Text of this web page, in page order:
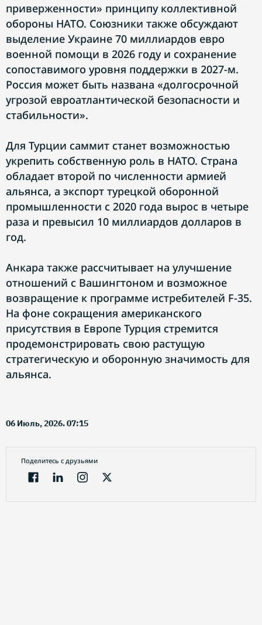
приверженности» принципу коллективной
обороны НАТО. Союзники также обсуждают
выделение Украине 70 миллиардов евро
военной помощи в 2026 году и сохранение
сопоставимого уровня поддержки в 2027-м.
Россия может быть названа «долгосрочной
угрозой евроатлантической безопасности и
стабильности».
Для Турции саммит станет возможностью
укрепить собственную роль в НАТО. Страна
обладает второй по численности армией
альянса, а экспорт турецкой оборонной
промышленности с 2020 года вырос в четыре
раза и превысил 10 миллиардов долларов в
год.
Анкара также рассчитывает на улучшение
отношений с Вашингтоном и возможное
возвращение к программе истребителей F-35.
На фоне сокращения американского
присутствия в Европе Турция стремится
продемонстрировать свою растущую
стратегическую и оборонную значимость для
альянса.
06 Июль, 2026. 07:15
Поделитесь с друзьями